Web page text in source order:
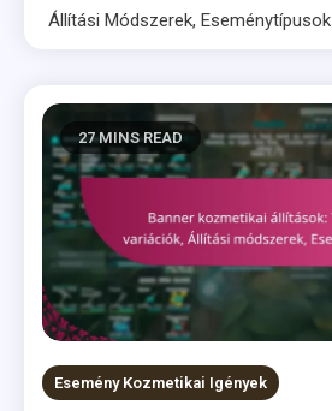
Állítási Módszerek, Eseménytípusok
27 MINS READ
Esemény Kozmetikai Igények